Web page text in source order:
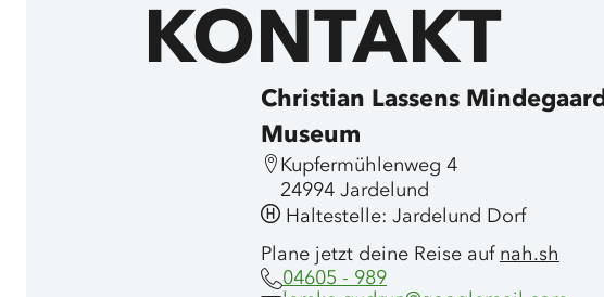
KONTAKT
Christian Lassens Mindegaard
Museum
Kupfermühlenweg 4
24994 Jardelund
Haltestelle: Jardelund Dorf
Plane jetzt deine Reise auf nah.sh
04605 - 989